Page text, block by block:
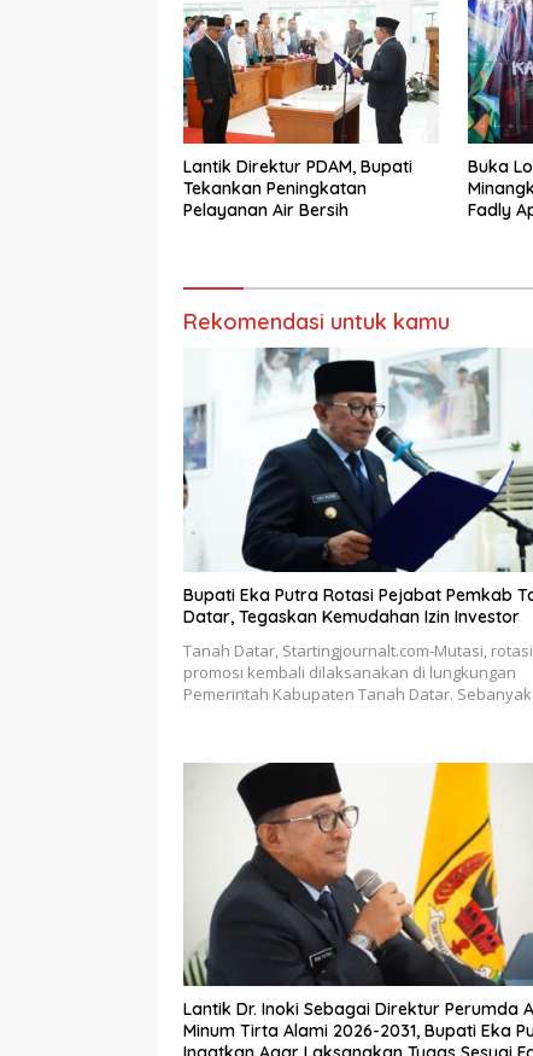
Lantik Direktur PDAM, Bupati
Tekankan Peningkatan
Pelayanan Air Bersih
Buka
Fadly
Rekomendasi untuk kamu
Bupati Eka Putra Rotasi Pejabat Pemkab
Datar, Tegaskan Kemudahan Izin Investor
Tanah Datar, Startingjournalt.com-Mutasi,
promosi kembali dilaksanakan di lungkungan
Pemerintah Kabupaten Tanah Datar.
Lantik Dr. Inoki Sebagai Direktur Perumda
Minum Tirta Alami 2026-2031, Bupati Eka